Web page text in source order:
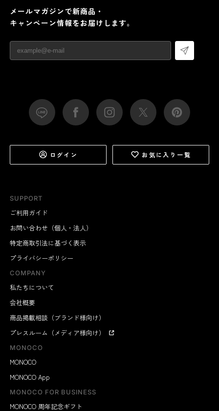
SUPPORT
ご利用ガイド
お問い合わせ（個人・法人）
特定商取引法に基づく表示
プライバシーポリシー
COMPANY
私たちについて
会社概要
商品掲載相談（ブランド様向け）
プレスルーム（メディア様向け）
MONOCO
MONOCO
MONOCO App
MONOCO FOR BUSINESS
MONOCO 周年記念ギフト
メールマガジンで新商品・
キャンペーン情報をお届けします。
ログイン お気に入り一覧